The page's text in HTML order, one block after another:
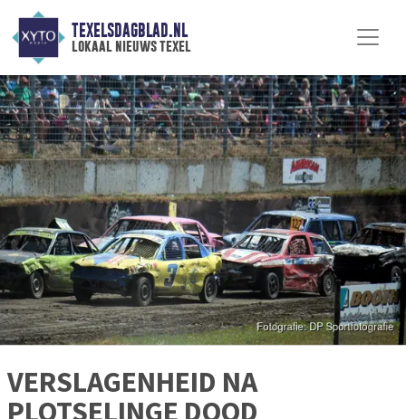
TEXELSDAGBLAD.NL
lokaal nieuws texel
VERSLAGENHEID NA